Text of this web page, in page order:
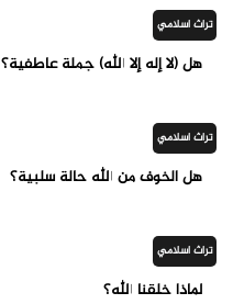
تراث اسلامي
‏هل (لا إله إلا الله) جملة عاطفية؟
تراث اسلامي
هل الخوف من الله حالة سلبية؟
تراث اسلامي
لماذا خلقنا الله؟